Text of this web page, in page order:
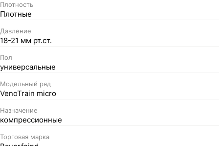
Плотность
Плотные
Давление
18-21 мм рт.ст.
Пол
универсальные
Модельный ряд
VenoTrain micro
Назначение
компрессионные
Торговая марка